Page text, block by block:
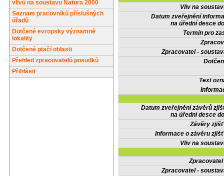
vlivů na soustavu Natura 2000
Seznam pracovníků příslušných
úřadů
Dotčené evropsky významné
lokality
Dotčené ptačí oblasti
Přehled zpracovatelů posudků
Přihlásit
Vliv na
Datum zveřejnění
na úřední desce
Termín pro
Zpracovatel -
Text
Datum zveřejnění závěrů
na úřední desce
Závěry
Informace o závěru
Vliv na
Zpracovatel -